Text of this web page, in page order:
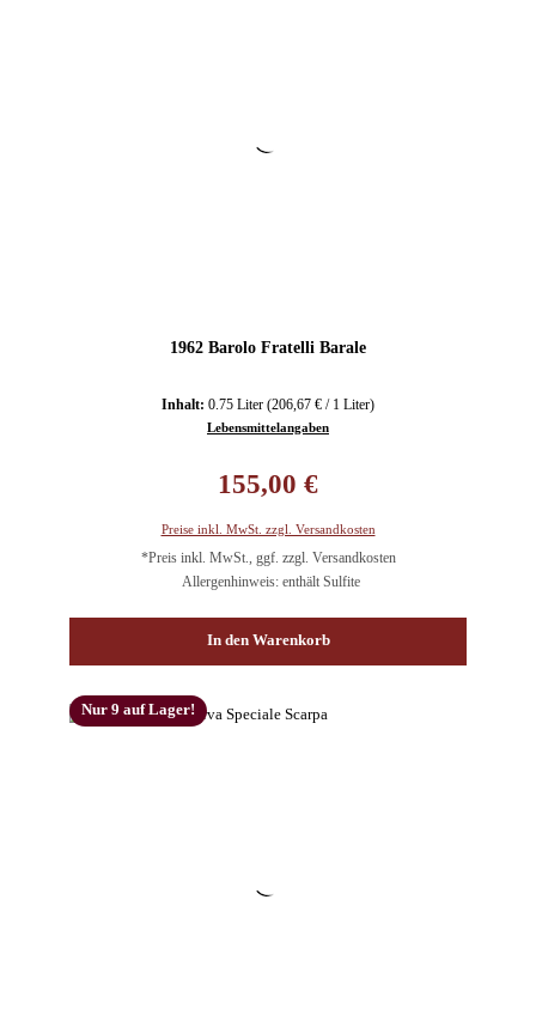
1962 Barolo Fratelli Barale
Inhalt: 0.75 Liter (206,67 € / 1 Liter)
Lebensmittelangaben
155,00 €
Preise inkl. MwSt. zzgl. Versandkosten
*Preis inkl. MwSt., ggf. zzgl. Versandkosten
Allergenhinweis: enthält Sulfite
In den Warenkorb
Nur 9 auf Lager!